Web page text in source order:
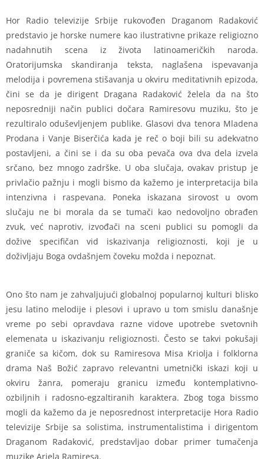
Hor Radio televizije Srbije rukovođen Draganom Radaković
predstavio je horske numere kao ilustrativne prikaze religiozno
nadahnutih scena iz života latinoameričkih naroda.
Oratorijumska skandiranja teksta, naglašena ispevavanja
melodija i povremena stišavanja u okviru meditativnih epizoda,
čini se da je dirigent Dragana Radaković želela da na što
neposredniji način publici dočara Ramiresovu muziku, što je
rezultiralo oduševljenjem publike. Glasovi dva tenora Mladena
Prodana i Vanje Biserčića kada je reč o boji bili su adekvatno
postavljeni, a čini se i da su oba pevača ova dva dela izvela
srčano, bez mnogo zadrške. U oba slučaja, ovakav pristup je
privlačio pažnju i mogli bismo da kažemo je interpretacija bila
intenzivna i raspevana. Poneka iskazana sirovost u ovom
slučaju ne bi morala da se tumači kao nedovoljno obrađen
zvuk, već naprotiv, izvođači na sceni publici su pomogli da
dožive specifičan vid iskazivanja religioznosti, koji je u
doživljaju Boga ovdašnjem čoveku možda i nepoznat.
Ono što nam je zahvaljujući globalnoj popularnoj kulturi blisko
jesu latino melodije i plesovi i upravo u tom smislu današnje
vreme po sebi opravdava razne vidove upotrebe svetovnih
elemenata u iskazivanju religioznosti. Često se takvi pokušaji
graniče sa kičom, dok su Ramiresova Misa Kriolja i folklorna
drama Naš Božić zapravo relevantni umetnički iskazi koji u
okviru žanra, pomeraju granicu između kontemplativno-
ozbiljnih i radosno-egzaltiranih karaktera. Zbog toga bissmo
mogli da kažemo da je neposrednost interpretacije Hora Radio
televizije Srbije sa solistima, instrumentalistima i dirigentom
Draganom Radaković, predstavljao dobar primer tumačenja
muzike Ariela Ramiresa.